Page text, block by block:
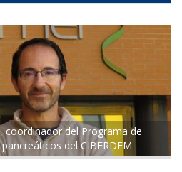
coordinador del Programa de
del CIBERDEM